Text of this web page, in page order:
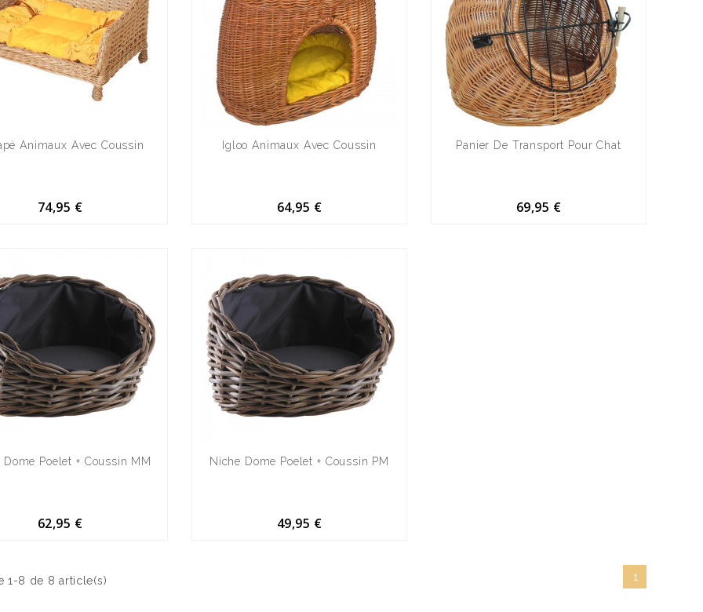
Animaux Avec Coussin
74,95 €
Igloo Animaux Avec Coussin
64,95 €
Panier De Transport Pour Chat
69,95 €
Poelet + Coussin MM
62,95 €
Niche Dome Poelet + Coussin PM
49,95 €
1-8 de 8 article(s) 1